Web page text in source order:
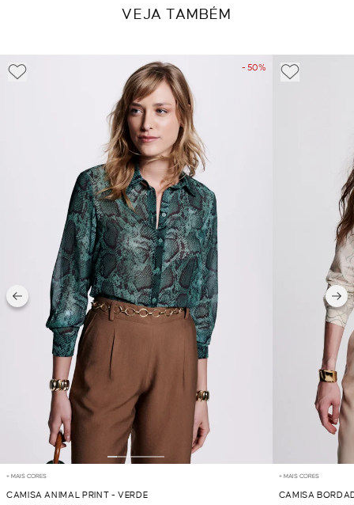
VEJA TAMBÉM
- 50%
+ MAIS CORES
CAMISA ANIMAL PRINT - VERDE
+ MAIS CORES
CAMISA